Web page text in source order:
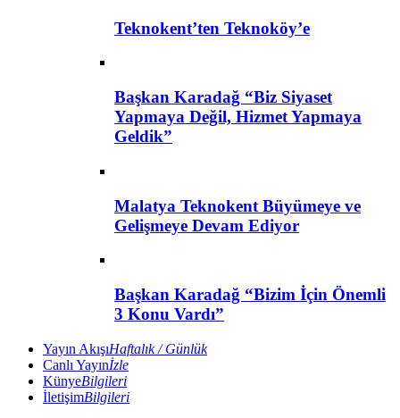
Teknokent’ten Teknoköy’e
Başkan Karadağ “Biz Siyaset
Yapmaya Değil, Hizmet Yapmaya
Geldik”
Malatya Teknokent Büyümeye ve
Gelişmeye Devam Ediyor
Başkan Karadağ “Bizim İçin Önemli
3 Konu Vardı”
Yayın AkışıHaftalık / Günlük
Canlı Yayınİzle
KünyeBilgileri
İletişimBilgileri